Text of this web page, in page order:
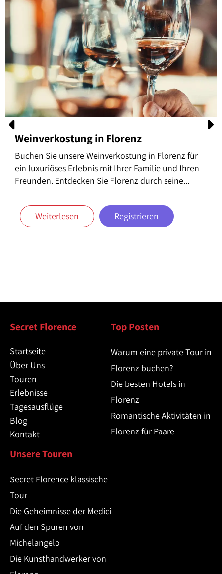
Weinverkostung in Florenz
Buchen Sie unsere Weinverkostung in Florenz für
ein luxuriöses Erlebnis mit Ihrer Familie und Ihren
Freunden. Entdecken Sie Florenz durch seine...
Weiterlesen Registrieren
Secret Florence
Startseite
Über Uns
Touren
Erlebnisse
Tagesausflüge
Blog
Kontakt
Top Posten
Warum eine private Tour in
Florenz buchen?
Die besten Hotels in
Florenz
Romantische Aktivitäten in
Florenz für Paare
Unsere Touren
Secret Florence klassische
Tour
Die Geheimnisse der Medici
Auf den Spuren von
Michelangelo
Die Kunsthandwerker von